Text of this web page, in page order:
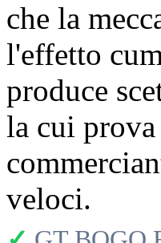
che la
l'effetto
produce
la cui prova
veloci.